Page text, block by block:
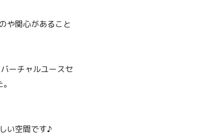
や関心があること
ーチャルユースセ
い空間です♪